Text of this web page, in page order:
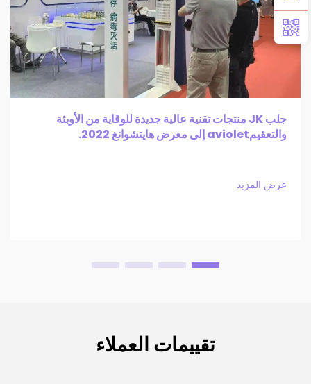
جلب JK منتجات تقنية عالية جديدة للوقاية من الأوبئة
والتعقيمaviolet إلى معرض هايتشوانغ 2022.
عرض المزيد
تقييمات العملاء